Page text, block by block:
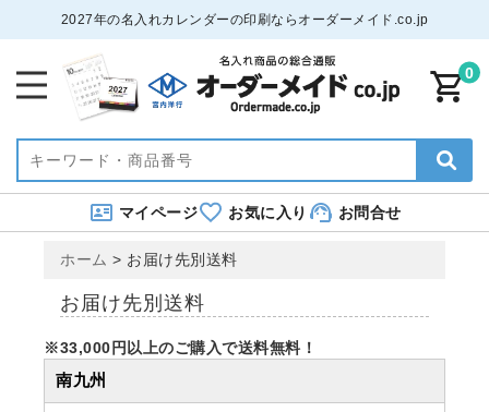
2027年の名入れカレンダーの印刷ならオーダーメイド.co.jp
0
マイページ お気に入り お問合せ
ホーム > お届け先別送料
お届け先別送料
※33,000円以上のご購入で送料無料！
南九州